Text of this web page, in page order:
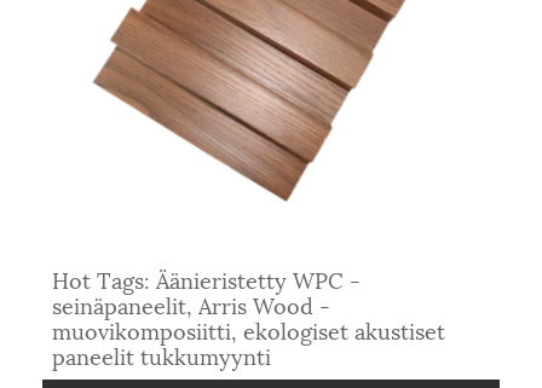
Hot Tags: Äänieristetty WPC -
seinäpaneelit, Arris Wood -
muovikomposiitti, ekologiset akustiset
paneelit tukkumyynti